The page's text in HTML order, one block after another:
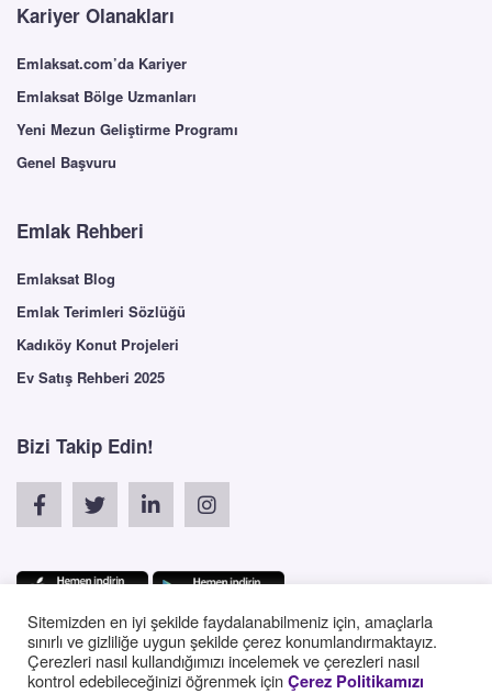
Kariyer Olanakları
Emlaksat.com’da Kariyer
Emlaksat Bölge Uzmanları
Yeni Mezun Geliştirme Programı
Genel Başvuru
Emlak Rehberi
Emlaksat Blog
Emlak Terimleri Sözlüğü
Kadıköy Konut Projeleri
Ev Satış Rehberi 2025
Bizi Takip Edin!
English
Sitemizden en iyi şekilde faydalanabilmeniz için, amaçlarla
sınırlı ve gizliliğe uygun şekilde çerez konumlandırmaktayız.
Çerezleri nasıl kullandığımızı incelemek ve çerezleri nasıl
kontrol edebileceğinizi öğrenmek içinÇerez Politikamızı